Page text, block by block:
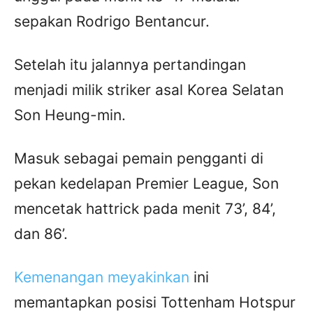
sepakan Rodrigo Bentancur.
Setelah itu jalannya pertandingan
menjadi milik striker asal Korea Selatan
Son Heung-min.
Masuk sebagai pemain pengganti di
pekan kedelapan Premier League, Son
mencetak hattrick pada menit 73’, 84’,
dan 86’.
Kemenangan meyakinkan ini
memantapkan posisi Tottenham Hotspur